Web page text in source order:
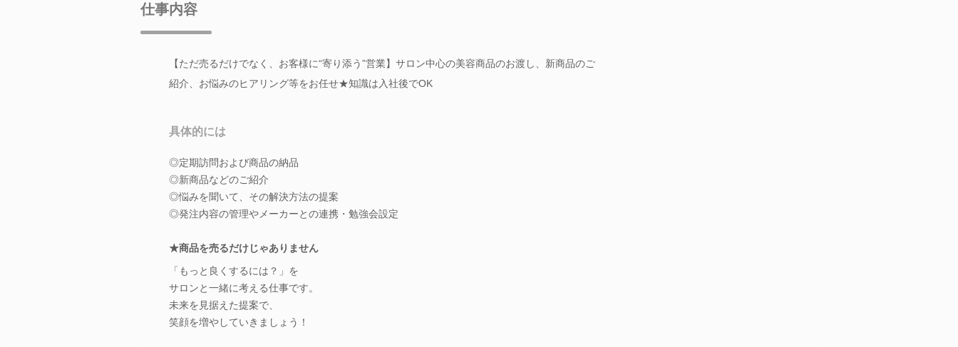
仕事内容
【ただ売るだけでなく、お客様に“寄り添う”営業】サロン中心の美容商品のお渡し、新商品のご
紹介、お悩みのヒアリング等をお任せ★知識は入社後でOK
具体的には
◎定期訪問および商品の納品
◎新商品などのご紹介
◎悩みを聞いて、その解決方法の提案
◎発注内容の管理やメーカーとの連携・勉強会設定
★商品を売るだけじゃありません
「もっと良くするには？」を
サロンと一緒に考える仕事です。
未来を見据えた提案で、
笑顔を増やしていきましょう！